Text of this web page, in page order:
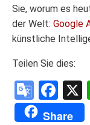
Sie, worum es
der Welt: Google
künstliche
Teilen Sie dies:
Share